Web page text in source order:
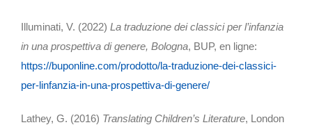
Illuminati, V. (2022) La traduzione dei classici per l’infanzia
in una prospettiva di genere, Bologna, BUP, en ligne:
https://buponline.com/prodotto/la-traduzione-dei-classici-
per-linfanzia-in-una-prospettiva-di-genere/
Lathey, G. (2016) Translating Children’s Literature, London